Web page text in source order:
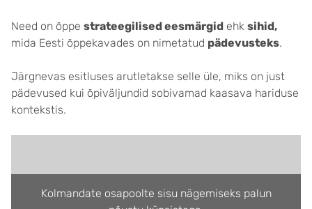
Need on õppe strateegilised eesmärgid ehk sihid,
mida Eesti õppekavades on nimetatud pädevusteks.
Järgnevas esitluses arutletakse selle üle, miks on just
pädevused kui õpiväljundid sobivamad kaasava hariduse
kontekstis.
Kolmandate osapoolte sisu nägemiseks palun